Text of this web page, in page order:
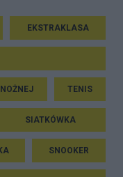
EKSTRAKLASA
TENIS
SIATKÓWKA
SNOOKER